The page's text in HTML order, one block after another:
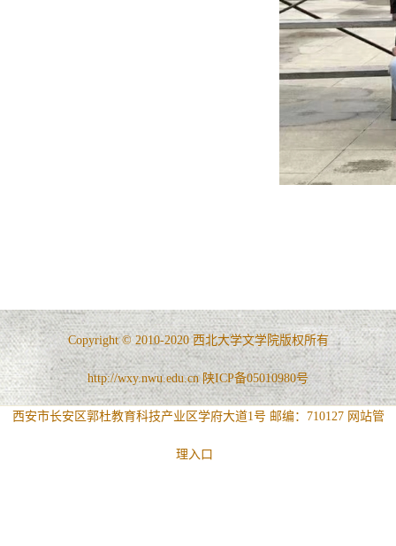
Copyright © 2010-2020 西北大学文学院版权所有
http://wxy.nwu.edu.cn 陕ICP备05010980号
西安市长安区郭杜教育科技产业区学府大道1号 邮编：710127 网站管
理入口